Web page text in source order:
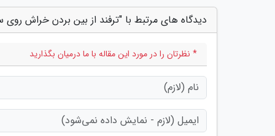
دیدگاه های مرتبط با "ترفند از بین بردن خراش
* نظرتان را در مورد این مقاله با ما درمیان بگذارید